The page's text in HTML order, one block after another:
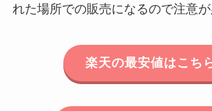
れた場所での販売になるので注意が
楽天の最安値はこち